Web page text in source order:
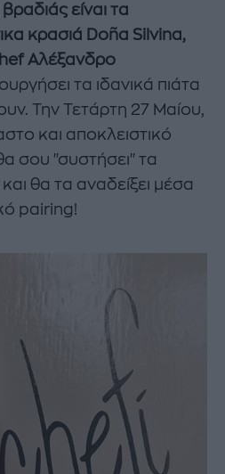
είναι τα
κρασιά Doña Silvina,
Αλέξανδρο
τα ιδανικά πιάτα
Την Τετάρτη 27 Μαίου,
και αποκλειστικό
σου "συστήσει" τα
θα τα αναδείξει μέσα
pairing!